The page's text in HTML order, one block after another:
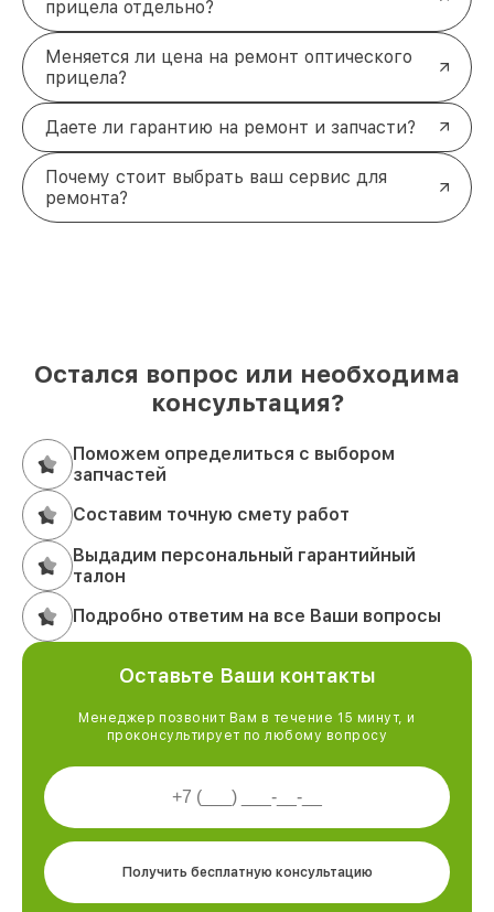
прицела отдельно?
Меняется ли цена на ремонт оптического
прицела?
Даете ли гарантию на ремонт и запчасти?
Почему стоит выбрать ваш сервис для
ремонта?
Остался вопрос или необходима
консультация?
Поможем определиться с выбором
запчастей
Составим точную смету работ
Выдадим персональный гарантийный
талон
Подробно ответим на все Ваши вопросы
Оставьте Ваши контакты
Менеджер позвонит Вам в течение 15 минут, и
проконсультирует по любому вопросу
Получить бесплатную консультацию